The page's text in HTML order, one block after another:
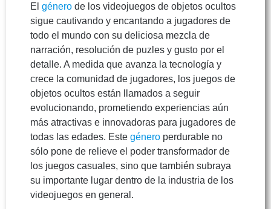
El género de los videojuegos de objetos ocultos
sigue cautivando y encantando a jugadores de
todo el mundo con su deliciosa mezcla de
narración, resolución de puzles y gusto por el
detalle. A medida que avanza la tecnología y
crece la comunidad de jugadores, los juegos de
objetos ocultos están llamados a seguir
evolucionando, prometiendo experiencias aún
más atractivas e innovadoras para jugadores de
todas las edades. Este género perdurable no
sólo pone de relieve el poder transformador de
los juegos casuales, sino que también subraya
su importante lugar dentro de la industria de los
videojuegos en general.